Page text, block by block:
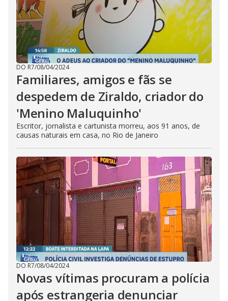
DO R7/08/04/2024
Familiares, amigos e fãs se
despedem de Ziraldo, criador do
'Menino Maluquinho'
Escritor, jornalista e cartunista morreu, aos 91 anos, de
causas naturais em casa, no Rio de Janeiro
DO R7/08/04/2024
Novas vítimas procuram a polícia
após estrangeria denunciar